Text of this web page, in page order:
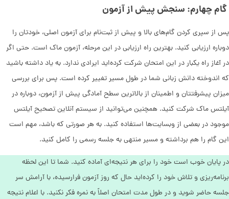
گام چهارم: سنجش پیش از آزمون
پس از سپری کردن گام‌های بالا و پیش از ثبت‌نام برای آزمون اصلی، خودتان را
دوباره ارزیابی کنید. بهترین راه ارزیابی در این مرحله، آزمون ماک است. حتی اگر
در آغاز راه یکبار در این امتحان شرکت کرده‌اید ایرادی ندارد. به یاد داشته باشید
که اندوخته دانش زبانی شما در طول مسیر تغییر کرده است. پس برای بررسی
میزان پیشرفتتان و اطمینان از بالاترین سطح آمادگی پیش از آزمون، دوباره در
آیلتس ماک شرکت کنید. همچنین می‌توانید از سیستم‌ آنلاین تصحیح آیلتس
موجود در بعضی از وبسایت‌ها استفاده کنید. به هر صورتی که باشد، مهم است
این گام را هم برداشته و مسیر منتهی به جلسه رسمی را کامل کنید.
در پایان خوب است خود را برای هر نتیجه‌ای آماده کنید. شما تا این لحظه
برنامه‌ریزی و تلاش خود را کرده‌اید حال که روز آزمون فرارسیده، با آرامش سر
جلسه حاضر شوید و در طول مدت امتحان اصلاً به نمره فکر نکنید. با اعلام نتیجه